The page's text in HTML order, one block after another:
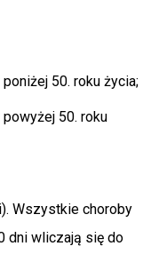
50. roku życia;
50. roku
Wszystkie choroby
dni wliczają się do